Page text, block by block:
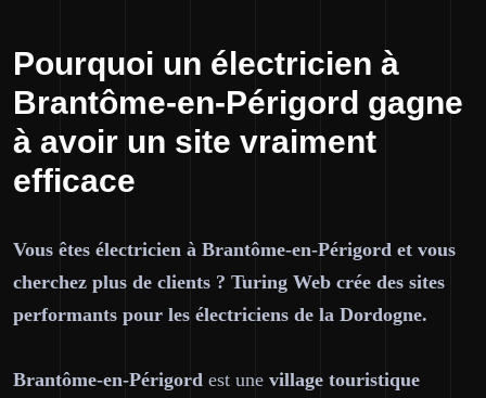
Pourquoi un électricien à
Brantôme-en-Périgord gagne
à avoir un site vraiment
efficace
Vous êtes électricien à Brantôme-en-Périgord et vous
cherchez plus de clients ? Turing Web crée des sites
performants pour les électriciens de la Dordogne.
Brantôme-en-Périgord est une village touristique